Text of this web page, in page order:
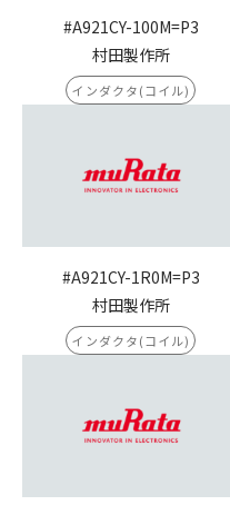
#A921CY-100M=P3
村田製作所
インダクタ(コイル)
#A921CY-1R0M=P3
村田製作所
インダクタ(コイル)